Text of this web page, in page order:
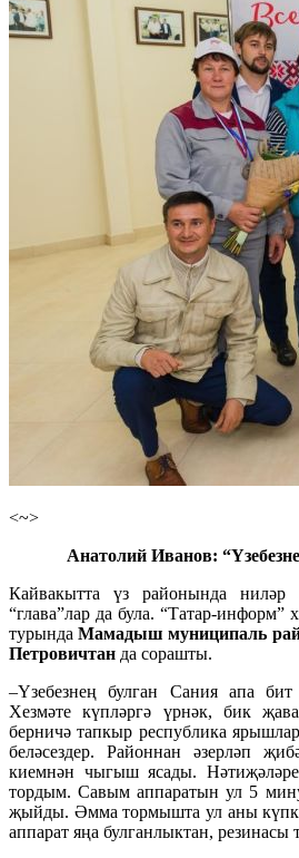
<~>
Анатолий Иванов:
Кайвакытта үз районында ниләр
“глава”лар да була. “Татар-информ”
турындаМамадыш муниципаль
Петровичтан да сорашты.
–Үзебезнең булган Сания апа
Хезмәте күпләргә үрнәк, бик
берничә тапкыр республика
беләсездер. Районнан әзерләп
киемнән чыгыш ясады.
тордым. Савым аппаратын ул 5
җыйды. Әмма тормышта ул аны
аппарат яңа булганлыктан, резинасы